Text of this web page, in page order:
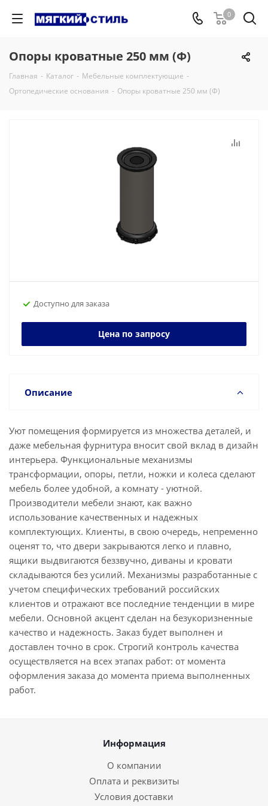
0
Опоры кроватные 250 мм (Ф)
Главная - Каталог - Мебельные комплектующие -
Ортопедические основания - Опоры кроватные 250 мм (Ф)
Доступно для заказа
Цена по запросу
Описание
Уют помещения формируется из множества деталей, и
даже мебельная фурнитура вносит свой вклад в дизайн
интерьера. Функциональные механизмы
трансформации, опоры, петли, ножки и колеса сделают
мебель более удобной, а комнату - уютной.
Производители мебели знают, как важно
использование качественных и надежных
комплектующих. Клиенты, в свою очередь, непременно
оценят то, что двери закрываются легко и плавно,
ящики выдвигаются беззвучно, диваны и кровати
складываются без усилий. Механизмы разработанные с
учетом специфических требований российских
клиентов и отражают все последние тенденции в мире
мебели. Основной акцент сделан на безукоризненные
качество и надежность. Заказ будет выполнен и
доставлен точно в срок. Строгий контроль качества
осуществляется на всех этапах работ: от момента
оформления заказа до момента приема выполненных
работ.
Информация
О компании
Оплата и реквизиты
Условия доставки